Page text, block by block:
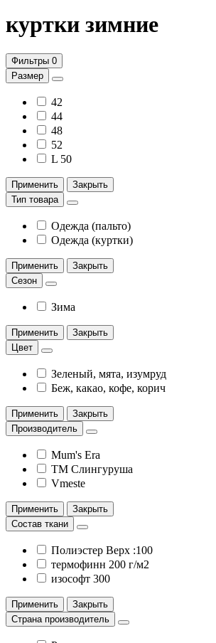
куртки зимние
Фильтры 0
Размер
42
44
48
52
L 50
Применить
Закрыть
Тип товара
Одежда (пальто)
Одежда (куртки)
Применить
Закрыть
Сезон
Зима
Применить
Закрыть
Цвет
Зеленый, мята, изумруд
Беж, какао, кофе, корич
Применить
Закрыть
Производитель
Mum's Era
ТМ Слингуруша
Vmeste
Применить
Закрыть
Состав ткани
Полиэстер Верх :100
термофинн 200 г/м2
изософт 300
Применить
Закрыть
Страна производитель